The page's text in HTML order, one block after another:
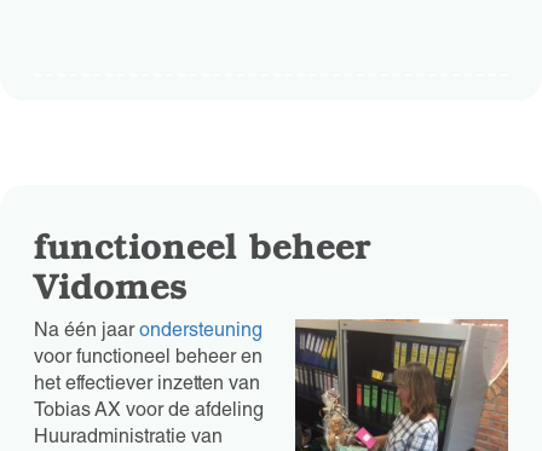
functioneel beheer
Vidomes
Na één jaarondersteuning
voor functioneel beheer en
het effectiever inzetten van
Tobias AX voor de afdeling
Huuradministratie van